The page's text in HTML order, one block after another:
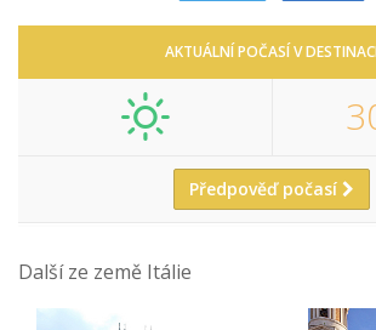
AKTUÁLNÍ POČASÍ V DESTINACI
Předpověď počasí
Další ze země Itálie